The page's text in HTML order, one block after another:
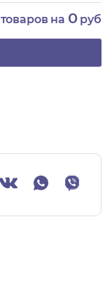
товаров на 0руб